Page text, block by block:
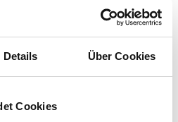
Details Über Cookies
Cookies
Preis Euro pro: 0
rund 110 mm